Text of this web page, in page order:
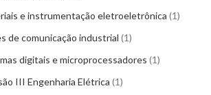
e instrumentação eletroeletrônica 1
de comunicação industrial 1
digitais e microprocessadores 1
III Engenharia Elétrica 1